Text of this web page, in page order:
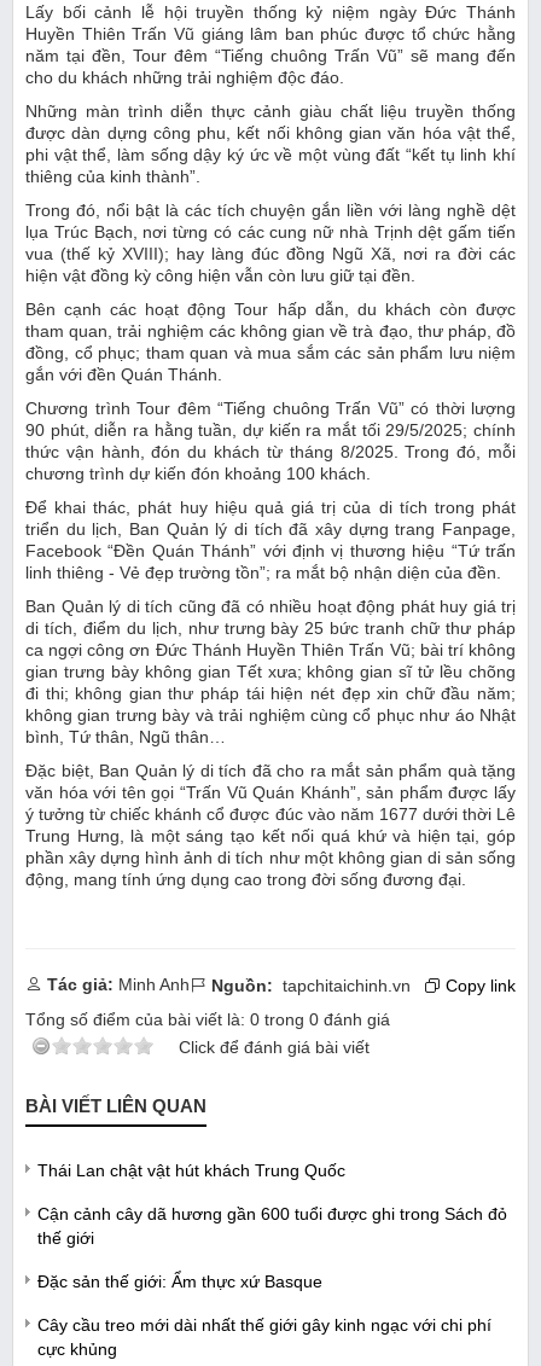
Lấy bối cảnh lễ hội truyền thống kỷ niệm ngày Đức Thánh
Huyền Thiên Trấn Vũ giáng lâm ban phúc được tổ chức hằng
năm tại đền, Tour đêm “Tiếng chuông Trấn Vũ” sẽ mang đến
cho du khách những trải nghiệm độc đáo.
Những màn trình diễn thực cảnh giàu chất liệu truyền thống
được dàn dựng công phu, kết nối không gian văn hóa vật thể,
phi vật thể, làm sống dậy ký ức về một vùng đất “kết tụ linh khí
thiêng của kinh thành”.
Trong đó, nổi bật là các tích chuyện gắn liền với làng nghề dệt
lụa Trúc Bạch, nơi từng có các cung nữ nhà Trịnh dệt gấm tiến
vua (thế kỷ XVIII); hay làng đúc đồng Ngũ Xã, nơi ra đời các
hiện vật đồng kỳ công hiện vẫn còn lưu giữ tại đền.
Bên cạnh các hoạt động Tour hấp dẫn, du khách còn được
tham quan, trải nghiệm các không gian về trà đạo, thư pháp, đồ
đồng, cổ phục; tham quan và mua sắm các sản phẩm lưu niệm
gắn với đền Quán Thánh.
Chương trình Tour đêm “Tiếng chuông Trấn Vũ” có thời lượng
90 phút, diễn ra hằng tuần, dự kiến ra mắt tối 29/5/2025; chính
thức vận hành, đón du khách từ tháng 8/2025. Trong đó, mỗi
chương trình dự kiến đón khoảng 100 khách.
Để khai thác, phát huy hiệu quả giá trị của di tích trong phát
triển du lịch, Ban Quản lý di tích đã xây dựng trang Fanpage,
Facebook “Đền Quán Thánh” với định vị thương hiệu “Tứ trấn
linh thiêng - Vẻ đẹp trường tồn”; ra mắt bộ nhận diện của đền.
Ban Quản lý di tích cũng đã có nhiều hoạt động phát huy giá trị
di tích, điểm du lịch, như trưng bày 25 bức tranh chữ thư pháp
ca ngợi công ơn Đức Thánh Huyền Thiên Trấn Vũ; bài trí không
gian trưng bày không gian Tết xưa; không gian sĩ tử lều chõng
đi thi; không gian thư pháp tái hiện nét đẹp xin chữ đầu năm;
không gian trưng bày và trải nghiệm cùng cổ phục như áo Nhật
bình, Tứ thân, Ngũ thân…
Đặc biệt, Ban Quản lý di tích đã cho ra mắt sản phẩm quà tặng
văn hóa với tên gọi “Trấn Vũ Quán Khánh”, sản phẩm được lấy
ý tưởng từ chiếc khánh cổ được đúc vào năm 1677 dưới thời Lê
Trung Hưng, là một sáng tạo kết nối quá khứ và hiện tại, góp
phần xây dựng hình ảnh di tích như một không gian di sản sống
động, mang tính ứng dụng cao trong đời sống đương đại.
Tác giả: Minh Anh Nguồn: tapchitaichinh.vn
Copy link
Tổng số điểm của bài viết là: 0 trong 0 đánh giá
Click để đánh giá bài viết
BÀI VIẾT LIÊN QUAN
Thái Lan chật vật hút khách Trung Quốc
Cận cảnh cây dã hương gần 600 tuổi được ghi trong Sách đỏ
thế giới
Đặc sản thế giới: Ẩm thực xứ Basque
Cây cầu treo mới dài nhất thế giới gây kinh ngạc với chi phí
cực khủng